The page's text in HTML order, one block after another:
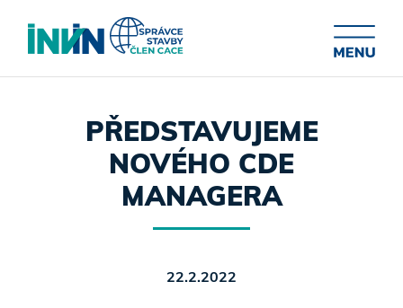
PŘEDSTAVUJEME
NOVÉHO CDE
MANAGERA
22.2.2022